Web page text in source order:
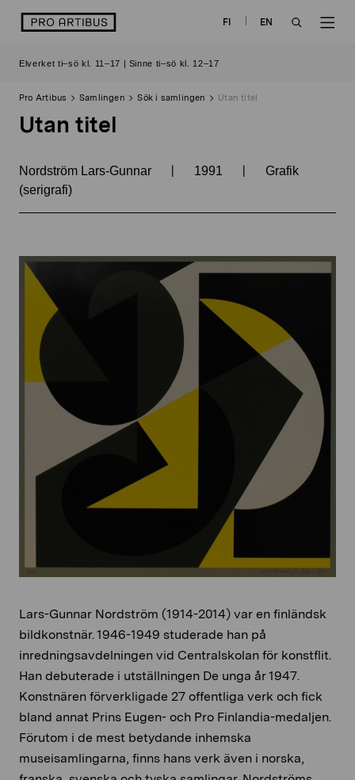
logo FI
EN
Elverket ti–sö kl. 11–17 | Sinne ti–sö kl. 12–17
Pro Artibus Samlingen Sök i samlingen Utan titel
Utan titel
Nordström Lars-Gunnar | 1991 |
Grafik
(serigrafi)
Lars-Gunnar Nordström (1914-2014) var en finländsk
bildkonstnär. 1946-1949 studerade han på
inredningsavdelningen vid Centralskolan för konstflit.
Han debuterade i utställningen De unga år 1947.
Konstnären förverkligade 27 offentliga verk och fick
bland annat Prins Eugen- och Pro Finlandia-medaljen.
Förutom i de mest betydande inhemska
museisamlingarna, finns hans verk även i norska,